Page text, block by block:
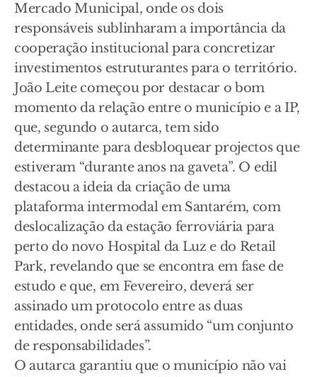
Mercado Municipal, onde os dois
responsáveis sublinharam a importância da
cooperação institucional para concretizar
investimentos estruturantes para o território.
João Leite começou por destacar o bom
momento da relação entre o município e a IP,
que, segundo o autarca, tem sido
determinante para desbloquear projectos que
estiveram “durante anos na gaveta”. O edil
destacou a ideia da criação de uma
plataforma intermodal em Santarém, com
deslocalização da estação ferroviária para
perto do novo Hospital da Luz e do Retail
Park, revelando que se encontra em fase de
estudo e que, em Fevereiro, deverá ser
assinado um protocolo entre as duas
entidades, onde será assumido “um conjunto
de responsabilidades”.
O autarca garantiu que o município não vai